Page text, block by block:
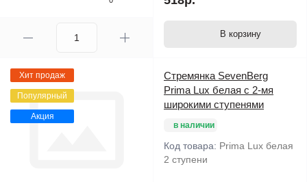
В корзину
Хит продаж
Популярный
Акция
Стремянка SevenBerg
Prima Lux белая с 2-мя
широкими ступенями
в наличии
Код товара: Prima Lux белая
2 ступени